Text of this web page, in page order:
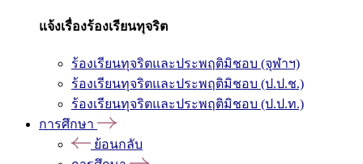
แจ้งเรื่องร้องเรียนทุจริต
ร้องเรียนทุจริตและประพฤติมิชอบ (จุฬาฯ)
ร้องเรียนทุจริตและประพฤติมิชอบ (ป.ป.ช.)
ร้องเรียนทุจริตและประพฤติมิชอบ (ป.ป.ท.)
การศึกษา
ย้อนกลับ